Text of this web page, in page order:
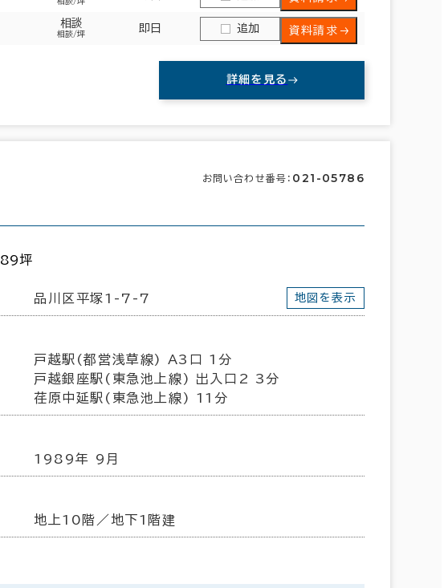
相談
相談/坪 即日 追加 資料請求
詳細を見る
お問い合わせ番号： 021-05786
89坪
品川区平塚1-7-7 地図を表示
戸越駅(都営浅草線) A3口 1分
戸越銀座駅(東急池上線) 出入口2 3分
荏原中延駅(東急池上線) 11分
1989年 9月
地上10階／地下1階建